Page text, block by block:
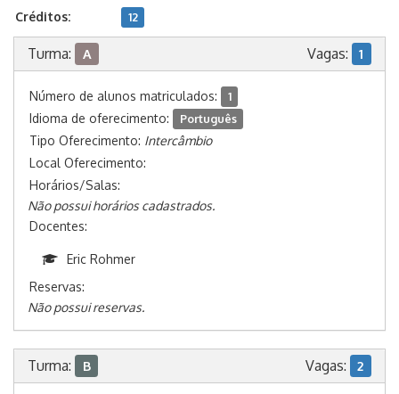
Créditos: 12
Turma: A Vagas: 1
Número de alunos matriculados: 1
Idioma de oferecimento: Português
Tipo Oferecimento: Intercâmbio
Local Oferecimento:
Horários/Salas:
Não possui horários cadastrados.
Docentes:
Eric Rohmer
Reservas:
Não possui reservas.
Turma: B Vagas: 2